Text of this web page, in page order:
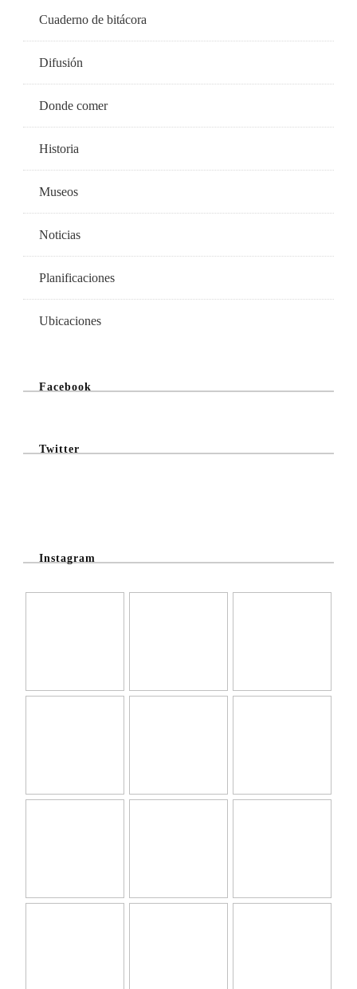
Cuaderno de bitácora
Difusión
Donde comer
Historia
Museos
Noticias
Planificaciones
Ubicaciones
Facebook
Twitter
Instagram